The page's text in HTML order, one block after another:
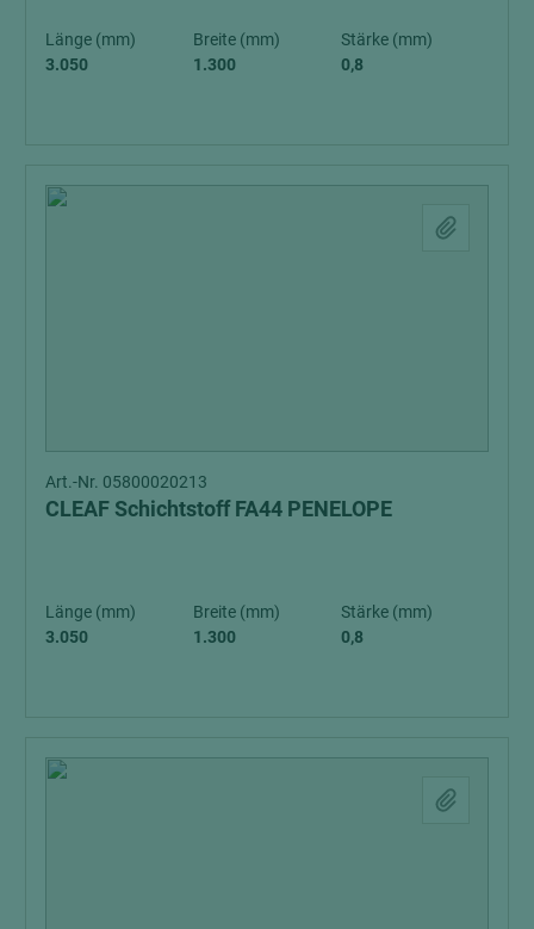
Länge (mm)
3.050
Breite (mm)
1.300
Stärke (mm)
0,8
Art.-Nr. 05800020213
CLEAF Schichtstoff FA44 PENELOPE
Länge (mm)
3.050
Breite (mm)
1.300
Stärke (mm)
0,8